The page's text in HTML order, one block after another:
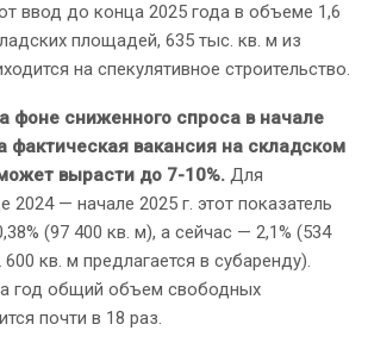
ввод до конца 2025 года в объеме 1,6
площадей, 635 тыс. кв. м из
на спекулятивное строительство.
фоне сниженного спроса в начале
фактическая вакансия на складском
вырасти до 7-10%. Для
2024 — начале 2025 г. этот показатель
(97 400 кв. м), а сейчас — 2,1% (534
кв. м предлагается в субаренду).
год общий объем свободных
почти в 18 раз.